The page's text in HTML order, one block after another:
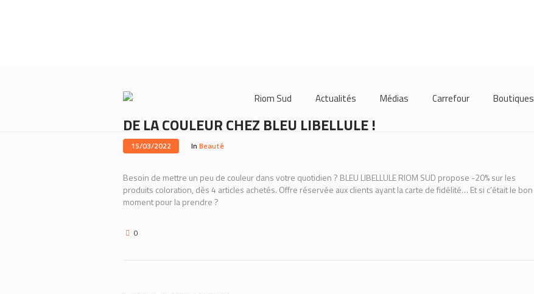
Riom Sud Actualités Médias Carrefour Boutiques
DE LA COULEUR CHEZ BLEU LIBELLULE !
15/03/2022 In Beauté
Besoin de mettre un peu de couleur dans votre quotidien ? BLEU LIBELLULE RIOM SUD propose -20% sur les
produits coloration, dès 4 articles achetés. Offre réservée aux clients ayant la carte de fidélité… Et si c’était le bon
moment pour la prendre ?
0